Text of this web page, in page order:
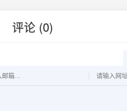
评论 (0)